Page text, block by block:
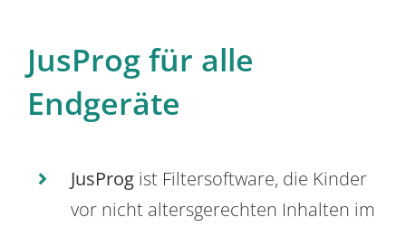
JusProg für alle
Endgeräte
JusProg ist Filtersoftware, die Kinder
vor nicht altersgerechten Inhalten im